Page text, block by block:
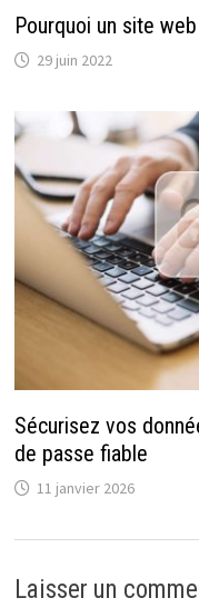
Pourquoi un site
29 juin 2022
Sécurisez vos
de passe fiable
11 janvier 2026
Laisser un